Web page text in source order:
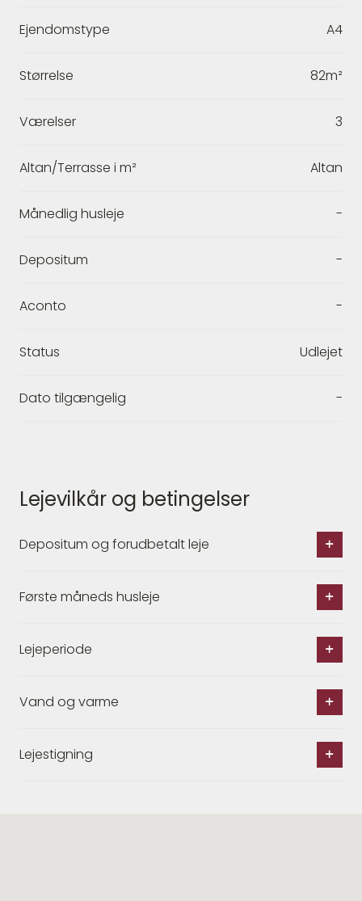
Ejendomstype A4
Størrelse 82m²
Værelser 3
Altan/Terrasse i m² Altan
Månedlig husleje -
Depositum -
Aconto -
Status Udlejet
Dato tilgængelig -
Lejevilkår og betingelser
Depositum og forudbetalt leje
Første måneds husleje
Lejeperiode
Vand og varme
Lejestigning